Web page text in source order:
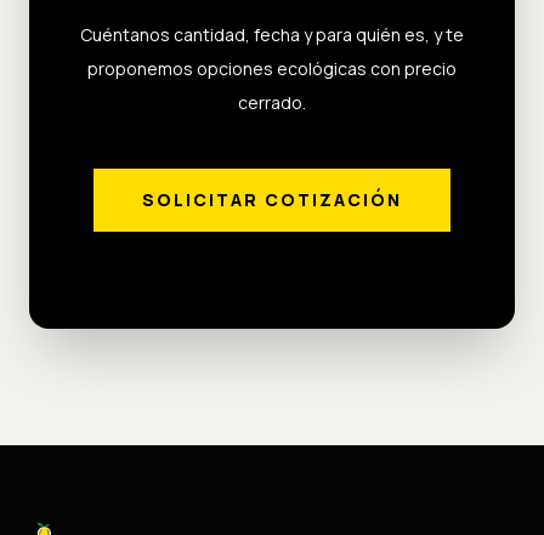
Cuéntanos cantidad, fecha y para quién es, y te
proponemos opciones ecológicas con precio
cerrado.
SOLICITAR COTIZACIÓN